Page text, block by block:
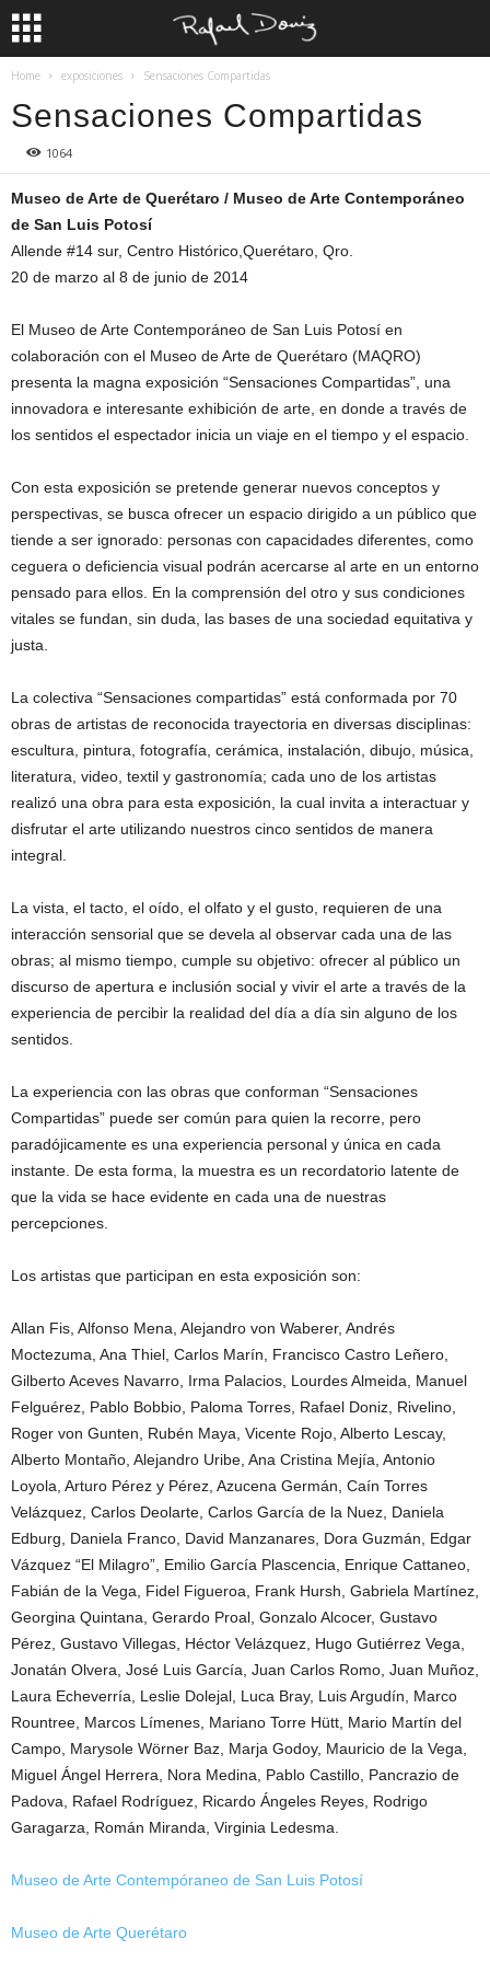
Home exposiciones Sensaciones Compartidas
Sensaciones Compartidas
1064
Museo de Arte de Querétaro / Museo de Arte Contemporáneo
de San Luis Potosí
Allende #14 sur, Centro Histórico,Querétaro, Qro.
20 de marzo al 8 de junio de 2014
El Museo de Arte Contemporáneo de San Luis Potosí en
colaboración con el Museo de Arte de Querétaro (MAQRO)
presenta la magna exposición “Sensaciones Compartidas”, una
innovadora e interesante exhibición de arte, en donde a través de
los sentidos el espectador inicia un viaje en el tiempo y el espacio.
Con esta exposición se pretende generar nuevos conceptos y
perspectivas, se busca ofrecer un espacio dirigido a un público que
tiende a ser ignorado: personas con capacidades diferentes, como
ceguera o deficiencia visual podrán acercarse al arte en un entorno
pensado para ellos. En la comprensión del otro y sus condiciones
vitales se fundan, sin duda, las bases de una sociedad equitativa y
justa.
La colectiva “Sensaciones compartidas” está conformada por 70
obras de artistas de reconocida trayectoria en diversas disciplinas:
escultura, pintura, fotografía, cerámica, instalación, dibujo, música,
literatura, video, textil y gastronomía; cada uno de los artistas
realizó una obra para esta exposición, la cual invita a interactuar y
disfrutar el arte utilizando nuestros cinco sentidos de manera
integral.
La vista, el tacto, el oído, el olfato y el gusto, requieren de una
interacción sensorial que se devela al observar cada una de las
obras; al mismo tiempo, cumple su objetivo: ofrecer al público un
discurso de apertura e inclusión social y vivir el arte a través de la
experiencia de percibir la realidad del día a día sin alguno de los
sentidos.
La experiencia con las obras que conforman “Sensaciones
Compartidas” puede ser común para quien la recorre, pero
paradójicamente es una experiencia personal y única en cada
instante. De esta forma, la muestra es un recordatorio latente de
que la vida se hace evidente en cada una de nuestras
percepciones.
Los artistas que participan en esta exposición son:
Allan Fis, Alfonso Mena, Alejandro von Waberer, Andrés
Moctezuma, Ana Thiel, Carlos Marín, Francisco Castro Leñero,
Gilberto Aceves Navarro, Irma Palacios, Lourdes Almeida, Manuel
Felguérez, Pablo Bobbio, Paloma Torres, Rafael Doniz, Rivelino,
Roger von Gunten, Rubén Maya, Vicente Rojo, Alberto Lescay,
Alberto Montaño, Alejandro Uribe, Ana Cristina Mejía, Antonio
Loyola, Arturo Pérez y Pérez, Azucena Germán, Caín Torres
Velázquez, Carlos Deolarte, Carlos García de la Nuez, Daniela
Edburg, Daniela Franco, David Manzanares, Dora Guzmán, Edgar
Vázquez “El Milagro”, Emilio García Plascencia, Enrique Cattaneo,
Fabián de la Vega, Fidel Figueroa, Frank Hursh, Gabriela Martínez,
Georgina Quintana, Gerardo Proal, Gonzalo Alcocer, Gustavo
Pérez, Gustavo Villegas, Héctor Velázquez, Hugo Gutiérrez Vega,
Jonatán Olvera, José Luis García, Juan Carlos Romo, Juan Muñoz,
Laura Echeverría, Leslie Dolejal, Luca Bray, Luis Argudín, Marco
Rountree, Marcos Límenes, Mariano Torre Hütt, Mario Martín del
Campo, Marysole Wörner Baz, Marja Godoy, Mauricio de la Vega,
Miguel Ángel Herrera, Nora Medina, Pablo Castillo, Pancrazio de
Padova, Rafael Rodríguez, Ricardo Ángeles Reyes, Rodrigo
Garagarza, Román Miranda, Virginia Ledesma.
Museo de Arte Contempóraneo de San Luis Potosí
Museo de Arte Querétaro